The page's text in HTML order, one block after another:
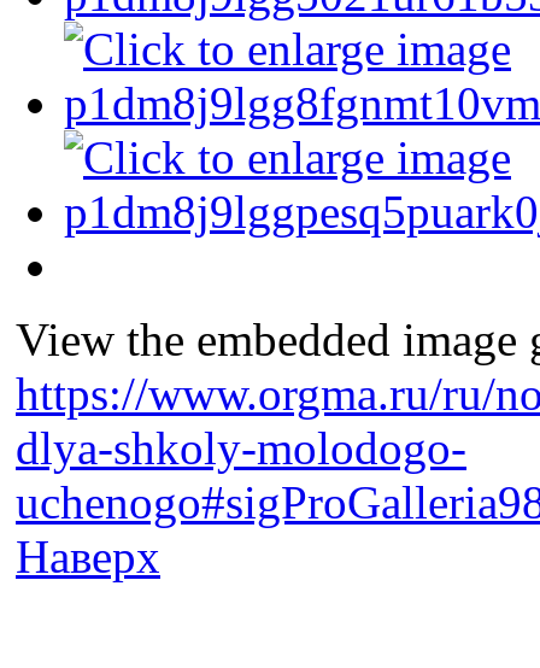
View the embedded
https://www.orgma.ru/ru/
dlya-shkoly-molodogo-
Наверх